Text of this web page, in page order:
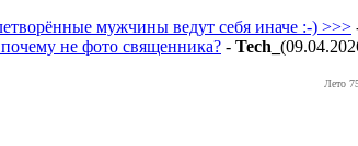
мужчины ведут себя иначе :-) >>>
не фото священника? - Tech_
Лето